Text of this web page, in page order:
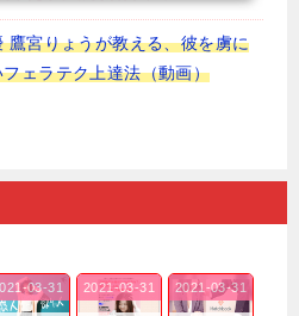
鷹宮りょうが教える、彼を虜に
ェラテク上達法（動画）
03-31 2021-03-31 2021-03-31